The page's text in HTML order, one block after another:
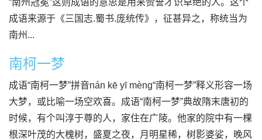
“南州冠冕”这则成语的意思是用来赞誉才识卓绝的人。这个
成语来源于《三国志.蜀书.庞统传》，征甚异之，称统当为
南州...
南柯一梦
成语“南柯一梦”拼音nán kē yī mèng“南柯一梦”释义形容一场
大梦，或比喻一场空欢喜。成语“南柯一梦”典故隋末唐初的
时候，有个叫淳于尊的人，家住在广陵。他家的院中有一棵
根深叶茂的大槐树，盛夏之夜，月明星稀，树影婆娑，晚风